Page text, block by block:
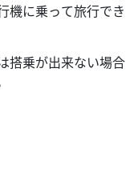
機に乗って旅行でき
搭乗が出来ない場合